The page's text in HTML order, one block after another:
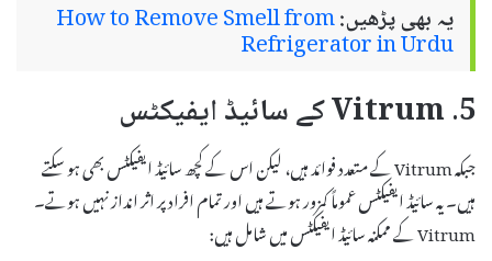
یہ بھی پڑھیں:How to Remove Smell from
Refrigerator in Urdu
5. Vitrum کے سائیڈ ایفیکٹس
جبکہ Vitrum کے متعدد فوائد ہیں، لیکن اس کے کچھ سائیڈ ایفیکٹس بھی ہو سکتے
ہیں۔ یہ سائیڈ ایفیکٹس عموماً کمزور ہوتے ہیں اور تمام افراد پر اثر انداز نہیں ہوتے۔
Vitrum کے ممکنہ سائیڈ ایفیکٹس میں شامل ہیں: